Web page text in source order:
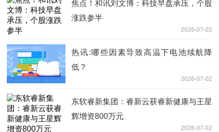
焦点！和讯刘文博：科技早盘承压，个股
涨跌参半
2026-07-02
热讯:哪些因素导致高温下电池续航降
低？
2026-07-02
东软睿新集团：睿新云获睿新健康与王星
辉增资800万元
2026-07-02